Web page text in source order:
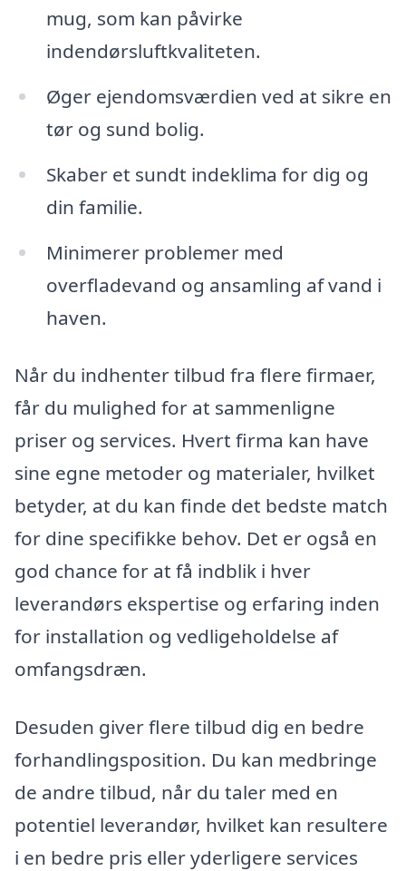
mug, som kan påvirke
indendørsluftkvaliteten.
Øger ejendomsværdien ved at sikre en
tør og sund bolig.
Skaber et sundt indeklima for dig og
din familie.
Minimerer problemer med
overfladevand og ansamling af vand i
haven.
Når du indhenter tilbud fra flere firmaer,
får du mulighed for at sammenligne
priser og services. Hvert firma kan have
sine egne metoder og materialer, hvilket
betyder, at du kan finde det bedste match
for dine specifikke behov. Det er også en
god chance for at få indblik i hver
leverandørs ekspertise og erfaring inden
for installation og vedligeholdelse af
omfangsdræn.
Desuden giver flere tilbud dig en bedre
forhandlingsposition. Du kan medbringe
de andre tilbud, når du taler med en
potentiel leverandør, hvilket kan resultere
i en bedre pris eller yderligere services